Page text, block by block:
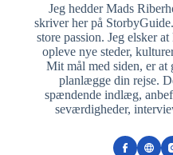
Jeg hedder Mads
skriver her på
store passion. Jeg elsker
opleve nye steder,
Mit mål med siden, er at
planlægge din rejse.
spændende indlæg,
seværdigheder,